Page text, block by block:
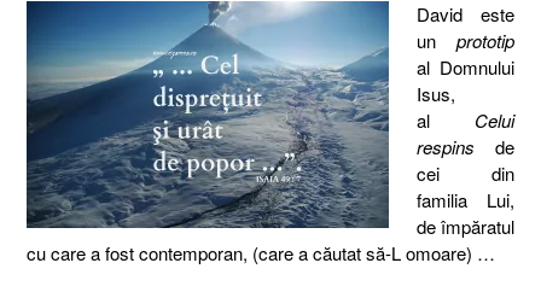
David este
un prototip
al Domnului
Isus,
al Celui
respins de
cei din
familia Lui,
de împăratul
cu care a fost contemporan, (care a căutat să-L omoare) …